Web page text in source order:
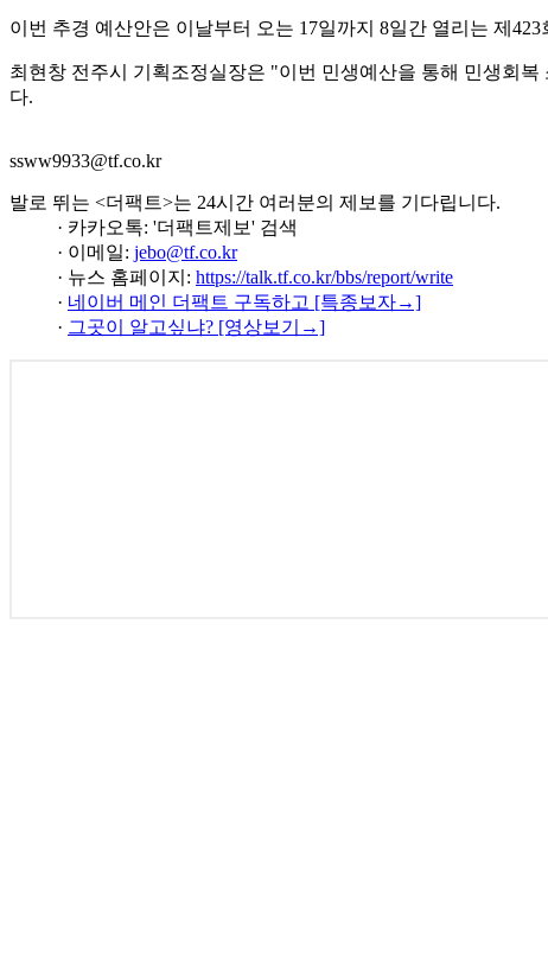
이번 추경 예산안은 이날부터 오는 17일까지 8일간 열리는 제
최현창 전주시 기획조정실장은 "이번 민생예산을 통해 민생회
다.
ssww9933@tf.co.kr
발로 뛰는 <더팩트>는 24시간 여러분의 제보를 기다립니다.
· 카카오톡: '더팩트제보' 검색
· 이메일: jebo@tf.co.kr
· 뉴스 홈페이지: https://talk.tf.co.kr/bbs/report/write
· 네이버 메인 더팩트 구독하고 [특종보자→]
· 그곳이 알고싶냐? [영상보기→]